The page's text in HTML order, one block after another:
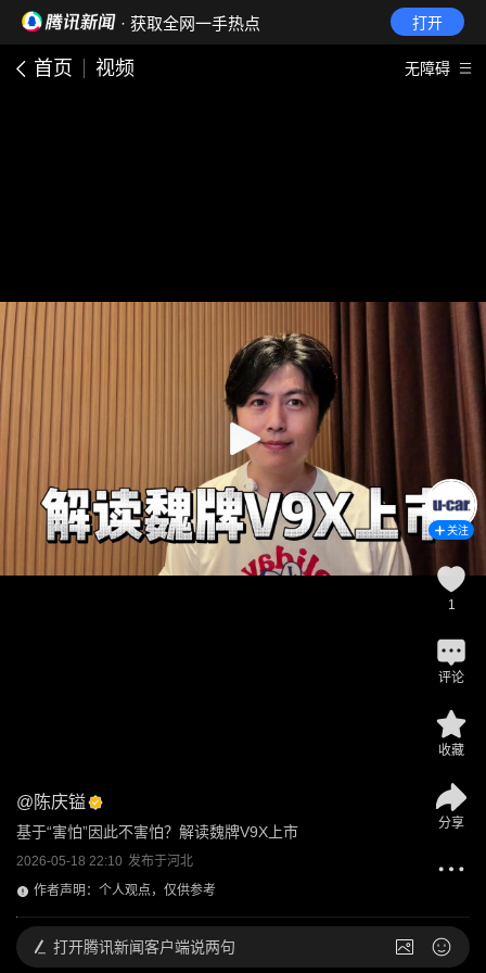
· 获取全网一手热点 打开
首页 视频 无障碍
@ 陈庆镒
基于“害怕”因此不害怕？解读魏牌V9X上市
2026-05-18 22:10 发布于河北
作者声明：个人观点，仅供参考
关注
1
评论
收藏
分享
打开腾讯新闻客户端说两句